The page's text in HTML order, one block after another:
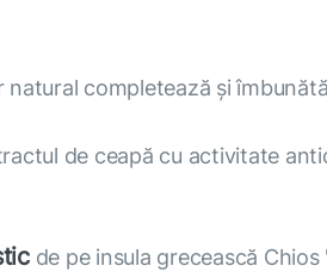
natural completează și
de ceapă cu activitate
de pe insula grecească